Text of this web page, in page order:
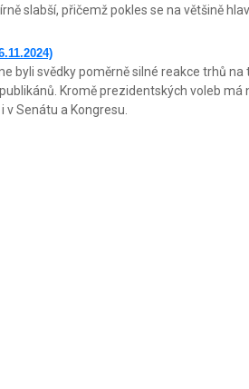
slabší, přičemž pokles se na většině
byli svědky poměrně silné reakce trhů
Kromě prezidentských voleb má
v Senátu a Kongresu.